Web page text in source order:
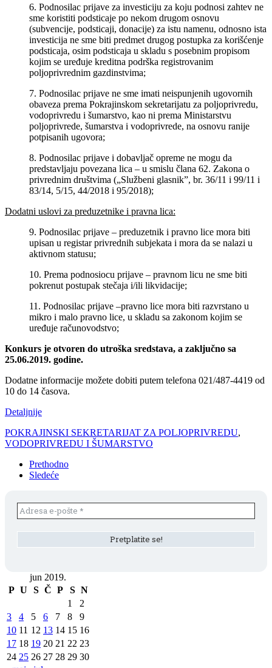
6. Podnosilac prijave za investiciju za koju podnosi zahtev ne
sme koristiti podsticaje po nekom drugom osnovu
(subvencije, podsticaji, donacije) za istu namenu, odnosno ista
investicija ne sme biti predmet drugog postupka za korišćenje
podsticaja, osim podsticaja u skladu s posebnim propisom
kojim se uređuje kreditna podrška registrovanim
poljoprivrednim gazdinstvima;
7. Podnosilac prijave ne sme imati neispunjenih ugovornih
obaveza prema Pokrajinskom sekretarijatu za poljoprivredu,
vodoprivredu i šumarstvo, kao ni prema Ministarstvu
poljoprivrede, šumarstva i vodoprivrede, na osnovu ranije
potpisanih ugovora;
8. Podnosilac prijave i dobavljač opreme ne mogu da
predstavljaju povezana lica ‒ u smislu člana 62. Zakona o
privrednim društvima („Službeni glasnik”, br. 36/11 i 99/11 i
83/14, 5/15, 44/2018 i 95/2018);
Dodatni uslovi za preduzetnike i pravna lica:
9. Podnosilac prijave – preduzetnik i pravno lice mora biti
upisan u registar privrednih subjekata i mora da se nalazi u
aktivnom statusu;
10. Prema podnosiocu prijave – pravnom licu ne sme biti
pokrenut postupak stečaja i/ili likvidacije;
11. Podnosilac prijave –pravno lice mora biti razvrstano u
mikro i malo pravno lice, u skladu sa zakonom kojim se
uređuje računovodstvo;
Konkurs je otvoren do utroška sredstava, a zaključno sa
25.06.2019. godine.
Dodatne informacije možete dobiti putem telefona 021/487-4419 od
10 do 14 časova.
Detaljnije
POKRAJINSKI SEKRETARIJAT ZA POLJOPRIVREDU,
VODOPRIVREDU I ŠUMARSTVO
Prethodno
Sledeće
jun 2019.
P U S Č P S N
1
2
3
4 5 6 7 8
9
10 11 12 13 14 15 16
17 18 19 20 21 22 23
24 25 26 27 28 29 30